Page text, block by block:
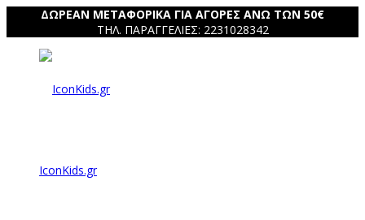
ΔΩΡΕΑΝ ΜΕΤΑΦΟΡΙΚΑ ΓΙΑ ΑΓΟΡΕΣ ΑΝΩ ΤΩΝ 50€
ΤΗΛ. ΠΑΡΑΓΓΕΛΙΕΣ: 2231028342
IconKids.gr